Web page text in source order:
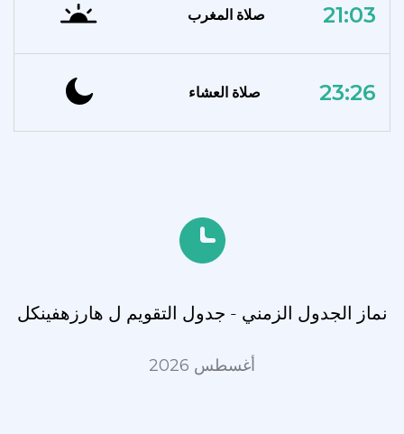
صلاة المغرب 21:03
صلاة العشاء 23:26
نماز الجدول الزمني - جدول التقويم ل هارزهفينكل
أغسطس 2026